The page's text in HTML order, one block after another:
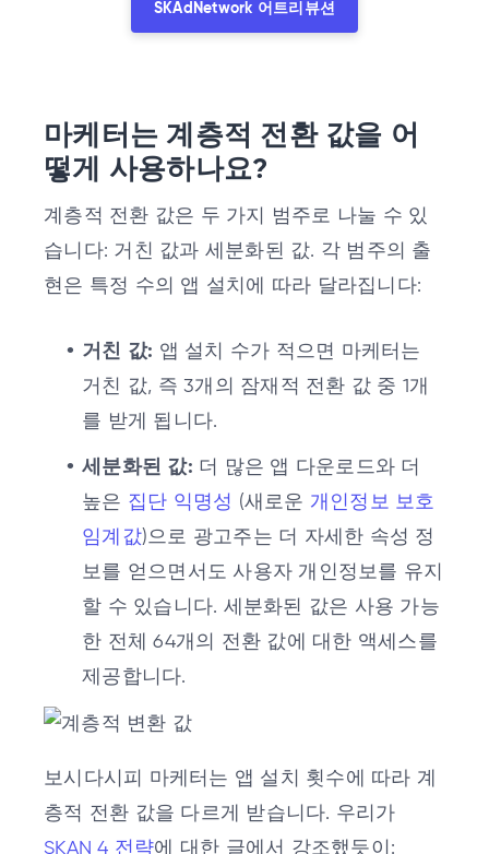
SKAdNetwork 어트리뷰션
마케터는 계층적 전환 값을 어
떻게 사용하나요?
계층적 전환 값은 두 가지 범주로 나눌 수 있
습니다: 거친 값과 세분화된 값. 각 범주의 출
현은 특정 수의 앱 설치에 따라 달라집니다:
거친 값: 앱 설치 수가 적으면 마케터는
거친 값, 즉 3개의 잠재적 전환 값 중 1개
를 받게 됩니다.
세분화된 값: 더 많은 앱 다운로드와 더
높은 집단 익명성 (새로운 개인정보 보호
임계값)으로 광고주는 더 자세한 속성 정
보를 얻으면서도 사용자 개인정보를 유지
할 수 있습니다. 세분화된 값은 사용 가능
한 전체 64개의 전환 값에 대한 액세스를
제공합니다.
보시다시피 마케터는 앱 설치 횟수에 따라 계
층적 전환 값을 다르게 받습니다. 우리가
SKAN 4 전략에 대한 글에서 강조했듯이: